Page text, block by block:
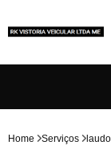
Home Serviços